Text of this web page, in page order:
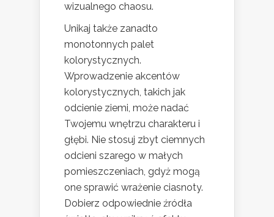
wizualnego chaosu.
Unikaj także zanadto
monotonnych palet
kolorystycznych.
Wprowadzenie akcentów
kolorystycznych, takich jak
odcienie ziemi, może nadać
Twojemu wnętrzu charakteru i
głębi. Nie stosuj zbyt ciemnych
odcieni szarego w małych
pomieszczeniach, gdyż mogą
one sprawić wrażenie ciasnoty.
Dobierz odpowiednie źródła